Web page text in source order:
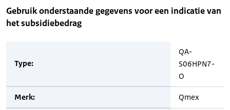
Gebruik onderstaande gegevens voor een indicatie van
het subsidiebedrag
Type:
QA-
S06HPN7-
O
Merk: Qmex